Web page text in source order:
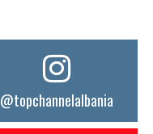
@topchannelalbania